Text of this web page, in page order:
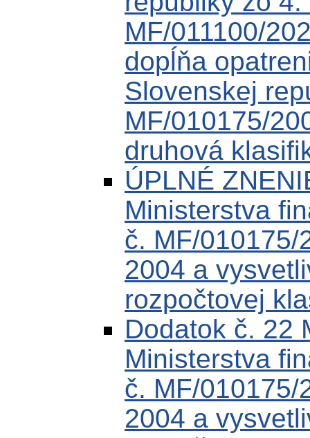
MF/011100/
dopĺňa
Slovenskej
MF/010175/
druhová
ÚPLNÉ
Ministerstva
č. MF/010175/
2004 a
rozpočtovej
Dodatok č. 22
Ministerstva
č. MF/010175/
2004 a